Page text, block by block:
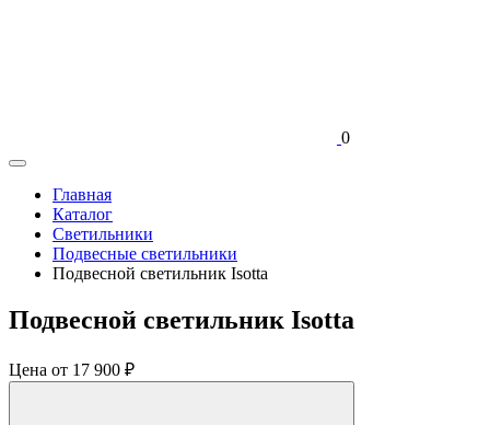
0
Главная
Каталог
Светильники
Подвесные светильники
Подвесной светильник Isotta
Подвесной светильник Isotta
Цена от 17 900 ₽